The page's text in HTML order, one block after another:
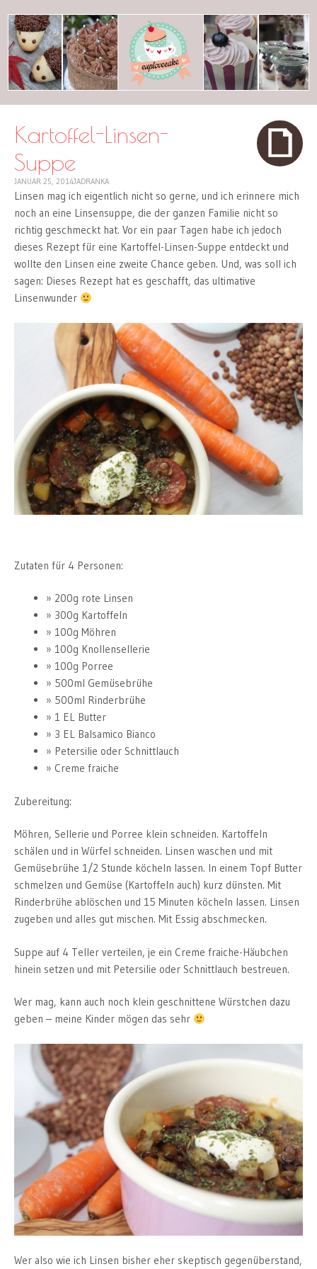
cuplovecake
Kartoffel-Linsen-
Suppe
JANUAR 25, 2014JADRANKA
Linsen mag ich eigentlich nicht so gerne, und ich erinnere mich
noch an eine Linsensuppe, die der ganzen Familie nicht so
richtig geschmeckt hat. Vor ein paar Tagen habe ich jedoch
dieses Rezept für eine Kartoffel-Linsen-Suppe entdeckt und
wollte den Linsen eine zweite Chance geben. Und, was soll ich
sagen: Dieses Rezept hat es geschafft, das ultimative
Linsenwunder
Zutaten für 4 Personen:
200g rote Linsen
300g Kartoffeln
100g Möhren
100g Knollensellerie
100g Porree
500ml Gemüsebrühe
500ml Rinderbrühe
1 EL Butter
3 EL Balsamico Bianco
Petersilie oder Schnittlauch
Creme fraiche
Zubereitung:
Möhren, Sellerie und Porree klein schneiden. Kartoffeln
schälen und in Würfel schneiden. Linsen waschen und mit
Gemüsebrühe 1/2 Stunde köcheln lassen. In einem Topf Butter
schmelzen und Gemüse (Kartoffeln auch) kurz dünsten. Mit
Rinderbrühe ablöschen und 15 Minuten köcheln lassen. Linsen
zugeben und alles gut mischen. Mit Essig abschmecken.
Suppe auf 4 Teller verteilen, je ein Creme fraiche-Häubchen
hinein setzen und mit Petersilie oder Schnittlauch bestreuen.
Wer mag, kann auch noch klein geschnittene Würstchen dazu
geben – meine Kinder mögen das sehr
Wer also wie ich Linsen bisher eher skeptisch gegenüberstand,